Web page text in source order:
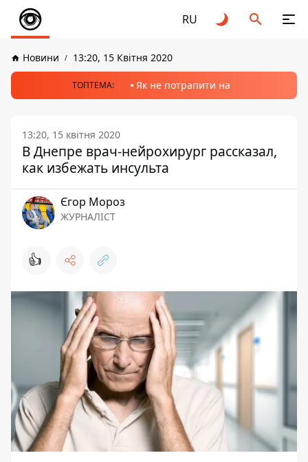
RU
Новини 13:20, 15 Квітня 2020
ТОПТЕМА: Як не потрапити на
13:20, 15 квітня 2020
В Днепре врач-нейрохирург рассказал,
как избежать инсульта
Єгор Мороз
ЖУРНАЛІСТ
👍